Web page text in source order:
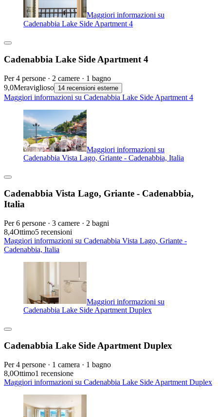
Maggiori informazioni su
Cadenabbia Lake Side Apartment 4
Cadenabbia Lake Side Apartment 4
Per 4 persone · 2 camere · 1 bagno
9,0Meraviglioso 14 recensioni esterne
Maggiori informazioni su Cadenabbia Lake Side Apartment 4
Maggiori informazioni su
Cadenabbia Vista Lago, Griante - Cadenabbia, Italia
Cadenabbia Vista Lago, Griante - Cadenabbia,
Italia
Per 6 persone · 3 camere · 2 bagni
8,4Ottimo5 recensioni
Maggiori informazioni su Cadenabbia Vista Lago, Griante -
Cadenabbia, Italia
Maggiori informazioni su
Cadenabbia Lake Side Apartment Duplex
Cadenabbia Lake Side Apartment Duplex
Per 4 persone · 1 camera · 1 bagno
8,0Ottimo1 recensione
Maggiori informazioni su Cadenabbia Lake Side Apartment Duplex